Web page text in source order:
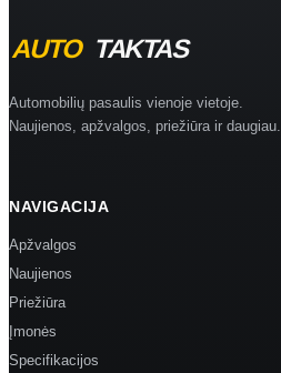
Automobilių pasaulis vienoje vietoje.
Naujienos, apžvalgos, priežiūra ir daugiau.
NAVIGACIJA
Apžvalgos
Naujienos
Priežiūra
Įmonės
Specifikacijos